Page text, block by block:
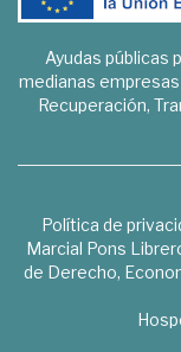
Ayudas públicas
medianas
Recuperación,
Política de
Marcial Pons
de Derecho,